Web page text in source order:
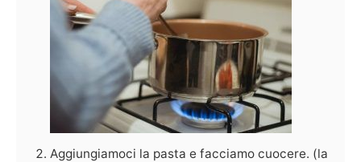
Aggiungiamoci la pasta e facciamo cuocere. (la